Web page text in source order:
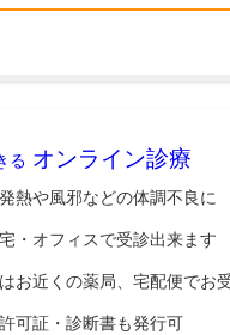
る オンライン診療
熱や風邪などの体調不良に
・オフィスで受診出来ます
お近くの薬局、宅配便でお
可証・診断書も発行可